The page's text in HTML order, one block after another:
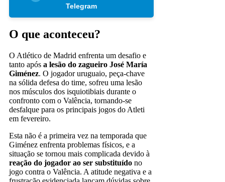
Telegram
O que aconteceu?
O Atlético de Madrid enfrenta um desafio e
tanto após a lesão do zagueiro José María
Giménez. O jogador uruguaio, peça-chave
na sólida defesa do time, sofreu uma lesão
nos músculos dos isquiotibiais durante o
confronto com o Valência, tornando-se
desfalque para os principais jogos do Atleti
em fevereiro.
Esta não é a primeira vez na temporada que
Giménez enfrenta problemas físicos, e a
situação se tornou mais complicada devido à
reação do jogador ao ser substituído no
jogo contra o Valência. A atitude negativa e a